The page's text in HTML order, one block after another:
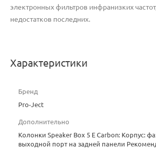
электронных фильтров инфранизких
недостатков последних.
Характеристики
Бренд
Pro-Ject
Дополнительно
Колонки Speaker Box 5 E Carbon: Корпус:
выходной порт на задней панели